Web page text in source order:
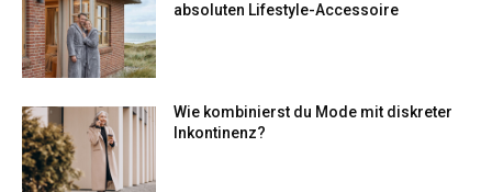
absoluten Lifestyle-Accessoire
Wie kombinierst du Mode mit diskreter
Inkontinenz?